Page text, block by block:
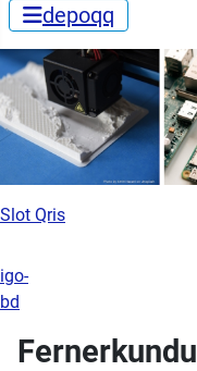
depoqq
Slot Qris
igo-
bd